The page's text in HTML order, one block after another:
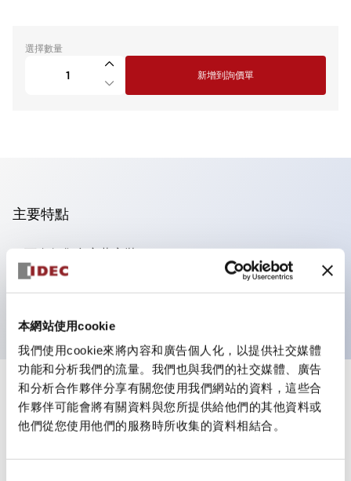
本網站使用cookie
我們使用cookie來將內容和廣告個人化，以提供社交媒體
功能和分析我們的流量。我們也與我們的社交媒體、廣告
和分析合作夥伴分享有關您使用我們網站的資料，這些合
作夥伴可能會將有關資料與您所提供給他們的其他資料或
他們從您使用他們的服務時所收集的資料相結合。
選擇數量
新增到詢價單
主要特點
可進行集合密著安裝
附鎖選擇開關採用高安全性的彈子鎖結構
規格 顯示全部
審美規範